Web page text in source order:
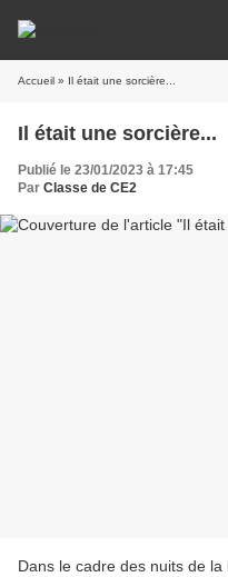
Accueil » Il était une sorcière...
Il était une sorcière...
Publié le 23/01/2023 à 17:45
Par Classe de CE2
Dans le cadre des nuits de